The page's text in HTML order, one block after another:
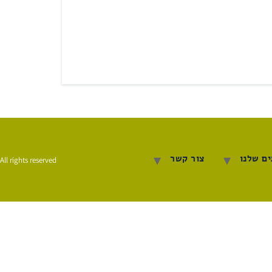
שלנו צור קשר All rights reserved